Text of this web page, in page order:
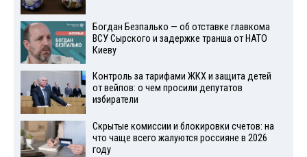
Богдан Безпалько — об отставке главкома
ВСУ Сырского и задержке транша от НАТО
Киеву
Контроль за тарифами ЖКХ и защита детей
от вейпов: о чем просили депутатов
избиратели
Скрытые комиссии и блокировки счетов: на
что чаще всего жалуются россияне в 2026
году